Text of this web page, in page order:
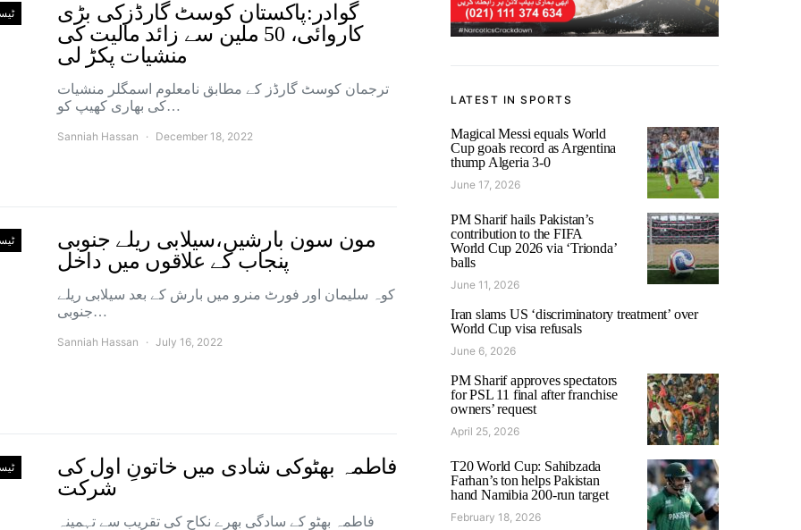
گوادر:پاکستان کوسٹ گارڈزکی بڑی
کاروائی، 50 ملین سے زائد مالیت کی
منشیات پکڑ لی
ترجمان کوسٹ گارڈز کے مطابق نامعلوم اسمگلر منشیات
کی بھاری کھیپ کو…
Sanniah Hassan December 18, 2022
مون سون بارشیں،سیلابی ریلے جنوبی
پنجاب کے علاقوں میں داخل
کوہ سلیمان اور فورٹ منرو میں بارش کے بعد سیلابی ریلے
جنوبی…
Sanniah Hassan July 16, 2022
فاطمہ بھٹوکی شادی میں خاتونِ اول کی
شرکت
فاطمہ بھٹو کے سادگی بھرے نکاح کی تقریب سے تہمینہ
LATEST IN SPORTS
Magical Messi equals World
Cup goals record as Argentina
thump Algeria 3-0
June 17, 2026
PM Sharif hails Pakistan’s
contribution to the FIFA
World Cup 2026 via ‘Trionda’
balls
June 11, 2026
Iran slams US ‘discriminatory treatment’ over
World Cup visa refusals
June 6, 2026
PM Sharif approves spectators
for PSL 11 final after franchise
owners’ request
April 25, 2026
T20 World Cup: Sahibzada
Farhan’s ton helps Pakistan
hand Namibia 200-run target
February 18, 2026